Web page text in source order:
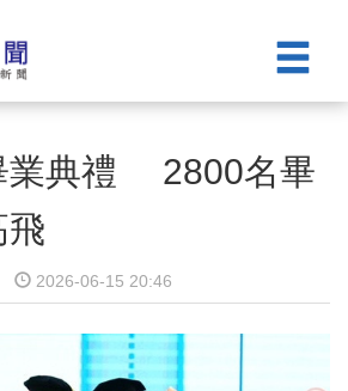
業典禮 2800名畢
飛
2026-06-15 20:46